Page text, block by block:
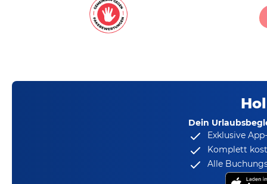
Dein
Exklusive
Komplett
Alle